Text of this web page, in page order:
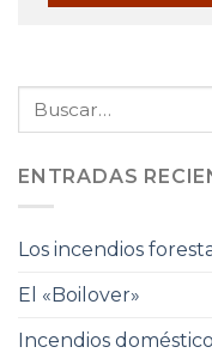
ENTRADAS
Los incendios
El «Boilover»
Incendios